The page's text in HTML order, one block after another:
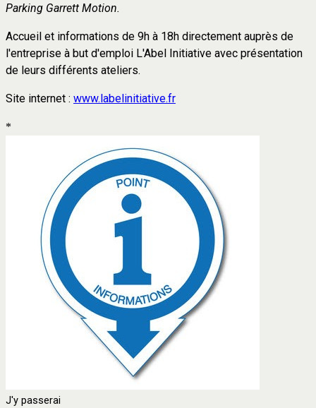
Parking Garrett Motion.
Accueil et informations de 9h à 18h directement auprès de
l'entreprise à but d'emploi L'Abel Initiative avec présentation
de leurs différents ateliers.
Site internet : www.labelinitiative.fr
*
J'y passerai